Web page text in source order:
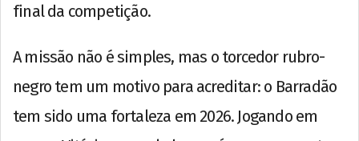
final da competição.
A missão não é simples, mas o torcedor rubro-
negro tem um motivo para acreditar: o Barradão
tem sido uma fortaleza em 2026. Jogando em